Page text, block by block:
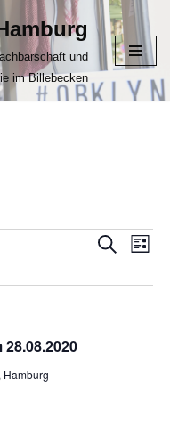
und
im Billebecken
Suche
Liste
28.08.2020
Hamburg